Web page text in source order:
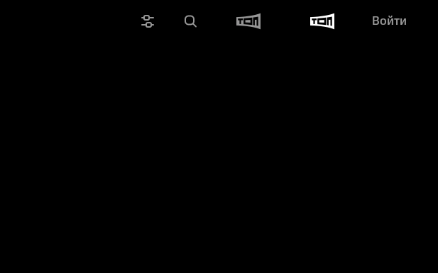
Войти